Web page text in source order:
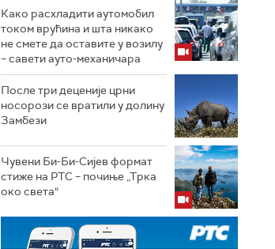
Како расхладити аутомобил
током врућина и шта никако
не смете да оставите у возилу
– савети ауто-механичара
После три деценије црни
носорози се вратили у долину
Замбези
Чувени Би-Би-Сијев формат
стиже на РТС – почиње „Трка
око света“